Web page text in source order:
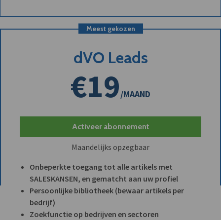
Meest gekozen
dVO Leads
€19/MAAND
Activeer abonnement
Maandelijks opzegbaar
Onbeperkte toegang tot alle artikels met
SALESKANSEN, en gematcht aan uw profiel
Persoonlijke bibliotheek (bewaar artikels per
bedrijf)
Zoekfunctie op bedrijven en sectoren